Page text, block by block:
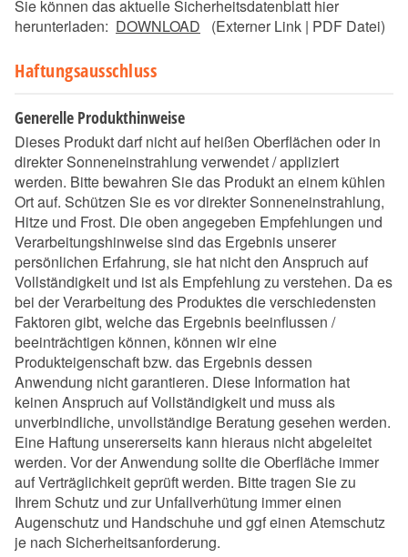
Sie können das aktuelle Sicherheitsdatenblatt hier
herunterladen: DOWNLOAD (Externer Link | PDF Datei)
Haftungsausschluss
Generelle Produkthinweise
Dieses Produkt darf nicht auf heißen Oberflächen oder in
direkter Sonneneinstrahlung verwendet / appliziert
werden. Bitte bewahren Sie das Produkt an einem kühlen
Ort auf. Schützen Sie es vor direkter Sonneneinstrahlung,
Hitze und Frost. Die oben angegeben Empfehlungen und
Verarbeitungshinweise sind das Ergebnis unserer
persönlichen Erfahrung, sie hat nicht den Anspruch auf
Vollständigkeit und ist als Empfehlung zu verstehen. Da es
bei der Verarbeitung des Produktes die verschiedensten
Faktoren gibt, welche das Ergebnis beeinflussen /
beeinträchtigen können, können wir eine
Produkteigenschaft bzw. das Ergebnis dessen
Anwendung nicht garantieren. Diese Information hat
keinen Anspruch auf Vollständigkeit und muss als
unverbindliche, unvollständige Beratung gesehen werden.
Eine Haftung unsererseits kann hieraus nicht abgeleitet
werden. Vor der Anwendung sollte die Oberfläche immer
auf Verträglichkeit geprüft werden. Bitte tragen Sie zu
Ihrem Schutz und zur Unfallverhütung immer einen
Augenschutz und Handschuhe und ggf einen Atemschutz
je nach Sicherheitsanforderung.